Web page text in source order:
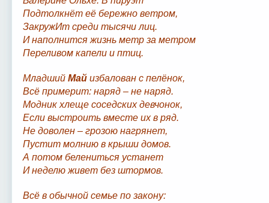
Подтолкнёт её бережно ветром,
ЗакружИт среди тысячи лиц.
И наполнится жизнь метр за метром
Переливом капели и птиц.
Младший Майизбалован с пелёнок,
Всё примерит: наряд – не наряд.
Модник хлеще соседских девчонок,
Если выстроить вместе их в ряд.
Не доволен – грозою нагрянет,
Пустит молнию в крыши домов.
А потом белениться устанет
И неделю живет без штормов.
Всё в обычной семье по закону: